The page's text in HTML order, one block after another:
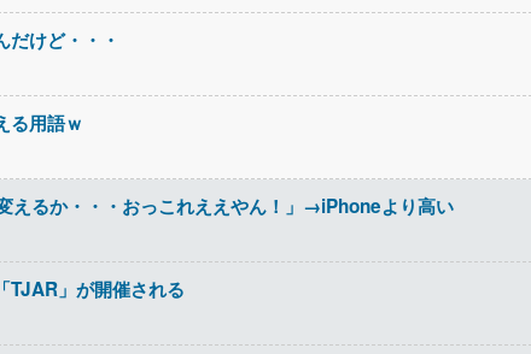
けど・・・
る用語ｗ
えるか・・・おっこれええやん！」→iPhoneより高い
TJAR」が開催される